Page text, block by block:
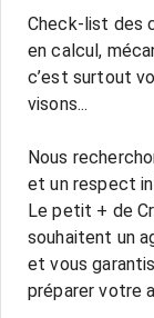
Check-list des
en calcul,
c’est surtout
visons...
Nous
et un respect
Le petit + de
souhaitent un
et vous
préparer votre